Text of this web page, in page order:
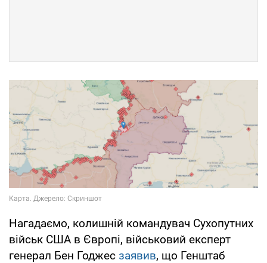
Нагадаємо, колишній командувач Сухопутних
військ США в Європі, військовий експерт
генерал Бен Годжес заявив, що Генштаб